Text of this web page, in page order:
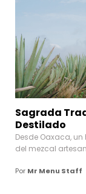
Sagrada
Destilado
Desde Oaxaca,
del mezcal
Por Mr Menu Staff